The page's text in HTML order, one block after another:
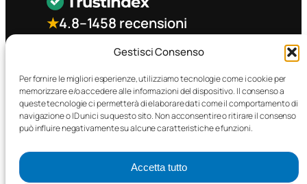
Gestisci Consenso
Per fornire le migliori esperienze, utilizziamo tecnologie come i cookie per
memorizzare e/o accedere alle informazioni del dispositivo. Il consenso a
queste tecnologie ci permetterà di elaborare dati come il comportamento di
navigazione o ID unici su questo sito. Non acconsentire o ritirare il consenso
può influire negativamente su alcune caratteristiche e funzioni.
Accetta tutto
★4.8–1458 recensioni
CONTATTO RAPIDO
Facebook